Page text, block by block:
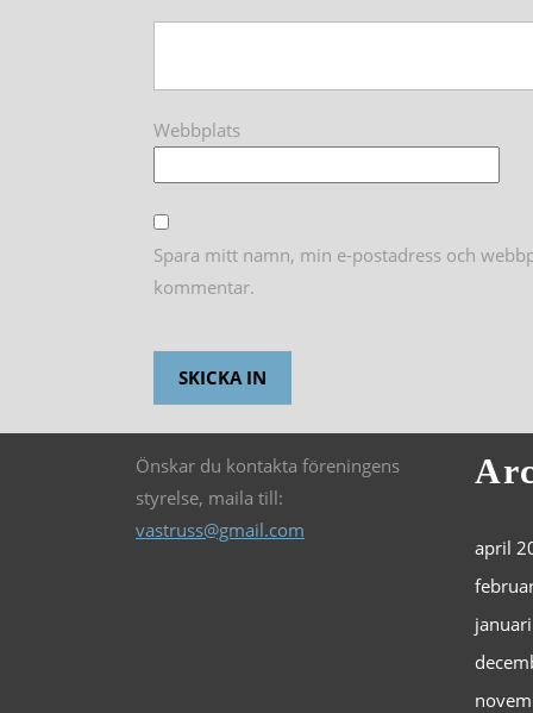
Webbplats
Spara mitt namn, min e-postadress och
kommentar.
Önskar du kontakta föreningens
styrelse, maila till:
vastruss@gmail.com
april